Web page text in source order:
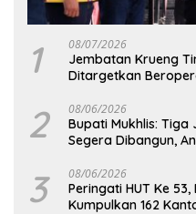
1 08/07/2026
Jembatan Krueng
Ditargetkan
2 08/06/2026
Bupati Mukhlis: Tiga
Segera Dibangun,
3 08/06/2026
Peringati HUT Ke
Kumpulkan 162